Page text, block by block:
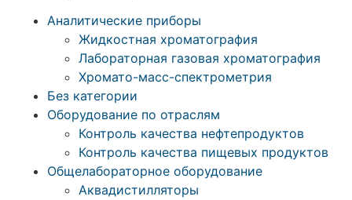
Аналитические приборы
Жидкостная хроматография
Лабораторная газовая хроматография
Хромато-масс-спектрометрия
Без категории
Оборудование по отраслям
Контроль качества нефтепродуктов
Контроль качества пищевых продуктов
Общелабораторное оборудование
Аквадистилляторы